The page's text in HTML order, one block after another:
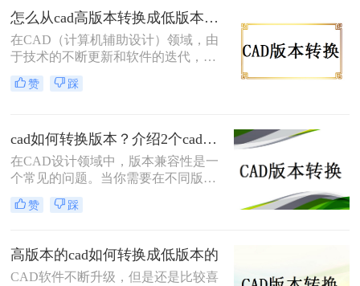
本，提高工作效率，CAD版本转换成
为了一个必要的步骤。本文将详细介
绍如何进行cad版本转换的方法，并提
供一些实用的技巧。
怎么从cad高版本转换成低版本？教你四个小妙招轻松搞定！
在CAD（计算机辅助设计）领域，由
于技术的不断更新和软件的迭代，我
们常常会遇到CAD文件版本不兼容的
问题。特别是在项目合作、文件传输
本，导致无法直接打开高版本的CAD
文件。此时，将CAD高版本转换成低
版本就显得尤为重要。那么怎么从
介绍几种将CAD高版本转换成低版本
赞 踩
cad如何转换版本？介绍2个cad版本转换方法！
在CAD设计领域中，版本兼容性是一
个常见的问题。当你需要在不同版本
的CAD软件之间进行文件转换时，可
能会遇到一些困扰。那么cad如何转换
的方法，帮助你解决CAD版本转换的
问题。
赞 踩
高版本的cad如何转换成低版本的
CAD软件不断升级，但是还是比较喜